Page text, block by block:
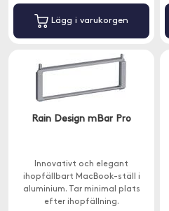
Lägg i varukorgen
Rain Design mBar Pro
Innovativt och elegant
ihopfällbart MacBook-ställ i
aluminium. Tar minimal plats
efter ihopfällning.